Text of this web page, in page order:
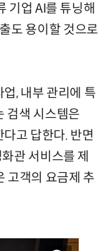
기업 AI를 튜닝해
도 용이할 것으로
, 내부 관리에 특
검색 시스템은
고 답한다. 반면
관 서비스를 제
고객의 요금제 추